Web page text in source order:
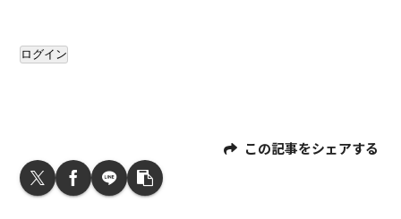
ログイン
この記事をシェアする